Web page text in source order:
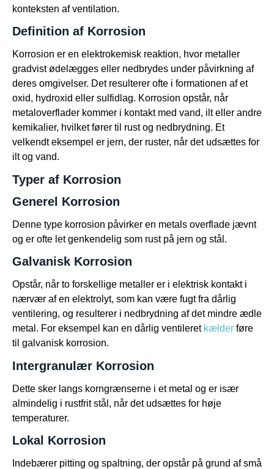
konteksten af ventilation.
Definition af Korrosion
Korrosion er en elektrokemisk reaktion, hvor metaller
gradvist ødelægges eller nedbrydes under påvirkning af
deres omgivelser. Det resulterer ofte i formationen af et
oxid, hydroxid eller sulfidlag. Korrosion opstår, når
metaloverflader kommer i kontakt med vand, ilt eller andre
kemikalier, hvilket fører til rust og nedbrydning. Et
velkendt eksempel er jern, der ruster, når det udsættes for
ilt og vand.
Typer af Korrosion
Generel Korrosion
Denne type korrosion påvirker en metals overflade jævnt
og er ofte let genkendelig som rust på jern og stål.
Galvanisk Korrosion
Opstår, når to forskellige metaller er i elektrisk kontakt i
nærvær af en elektrolyt, som kan være fugt fra dårlig
ventilering, og resulterer i nedbrydning af det mindre ædle
metal. For eksempel kan en dårlig ventileret kælder føre
til galvanisk korrosion.
Intergranulær Korrosion
Dette sker langs korngrænserne i et metal og er især
almindelig i rustfrit stål, når det udsættes for høje
temperaturer.
Lokal Korrosion
Indebærer pitting og spaltning, der opstår på grund af små